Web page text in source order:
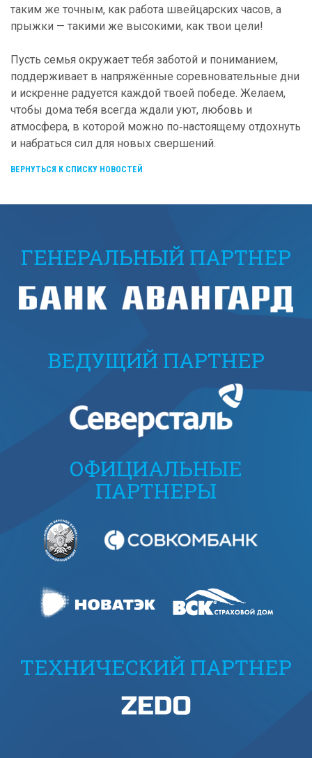
таким же точным, как работа швейцарских часов, а
прыжки — такими же высокими, как твои цели!
Пусть семья окружает тебя заботой и пониманием,
поддерживает в напряжённые соревновательные дни
и искренне радуется каждой твоей победе. Желаем,
чтобы дома тебя всегда ждали уют, любовь и
атмосфера, в которой можно по‑настоящему отдохнуть
и набраться сил для новых свершений.
ВЕРНУТЬСЯ К СПИСКУ НОВОСТЕЙ
ГЕНЕРАЛЬНЫЙ ПАРТНЕР
ВЕДУЩИЙ ПАРТНЕР
ОФИЦИАЛЬНЫЕ
ПАРТНЕРЫ
ТЕХНИЧЕСКИЙ ПАРТНЕР